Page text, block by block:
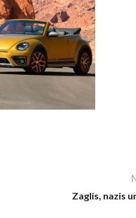
Zaglis, nazis